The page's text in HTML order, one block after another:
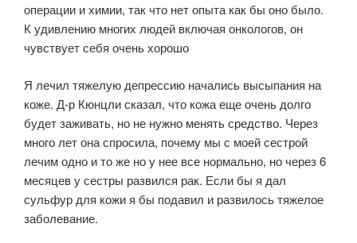
операции и химии, так что нет опыта как бы оно было.
К удивлению многих людей включая онкологов, он
чувствует себя очень хорошо
Я лечил тяжелую депрессию начались высыпания на
коже. Д-р Кюнцли сказал, что кожа еще очень долго
будет заживать, но не нужно менять средство. Через
много лет она спросила, почему мы с моей сестрой
лечим одно и то же но у нее все нормально, но через 6
месяцев у сестры развился рак. Если бы я дал
сульфур для кожи я бы подавил и развилось тяжелое
заболевание.